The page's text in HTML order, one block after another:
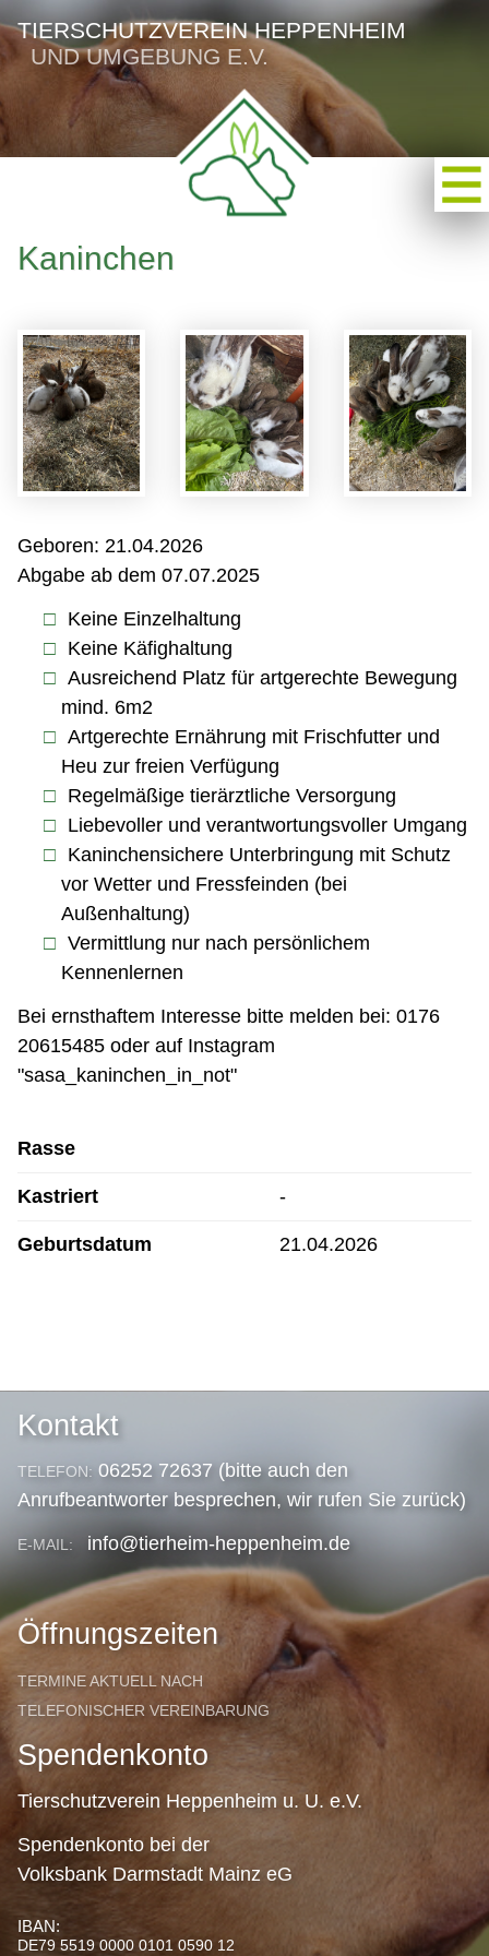
TIERSCHUTZVEREIN HEPPENHEIM
UND UMGEBUNG E.V.
Kaninchen
Geboren: 21.04.2026
Abgabe ab dem 07.07.2025
Keine Einzelhaltung
Keine Käfighaltung
Ausreichend Platz für artgerechte Bewegung
mind. 6m2
Artgerechte Ernährung mit Frischfutter und
Heu zur freien Verfügung
Regelmäßige tierärztliche Versorgung
Liebevoller und verantwortungsvoller Umgang
Kaninchensichere Unterbringung mit Schutz
vor Wetter und Fressfeinden (bei
Außenhaltung)
Vermittlung nur nach persönlichem
Kennenlernen
Bei ernsthaftem Interesse bitte melden bei: 0176
20615485 oder auf Instagram
"sasa_kaninchen_in_not"
Rasse
Kastriert -
Geburtsdatum 21.04.2026
Kontakt
TELEFON: 06252 72637 (bitte auch den
Anrufbeantworter besprechen, wir rufen Sie zurück)
E-MAIL: info@tierheim-heppenheim.de
Öffnungszeiten
TERMINE AKTUELL NACH
TELEFONISCHER VEREINBARUNG
Spendenkonto
Tierschutzverein Heppenheim u. U. e.V.
Spendenkonto bei der
Volksbank Darmstadt Mainz eG
IBAN:
DE79 5519 0000 0101 0590 12